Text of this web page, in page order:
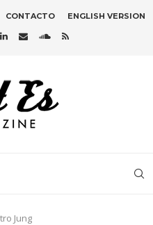
CONTACTO ENGLISH VERSION
Jung